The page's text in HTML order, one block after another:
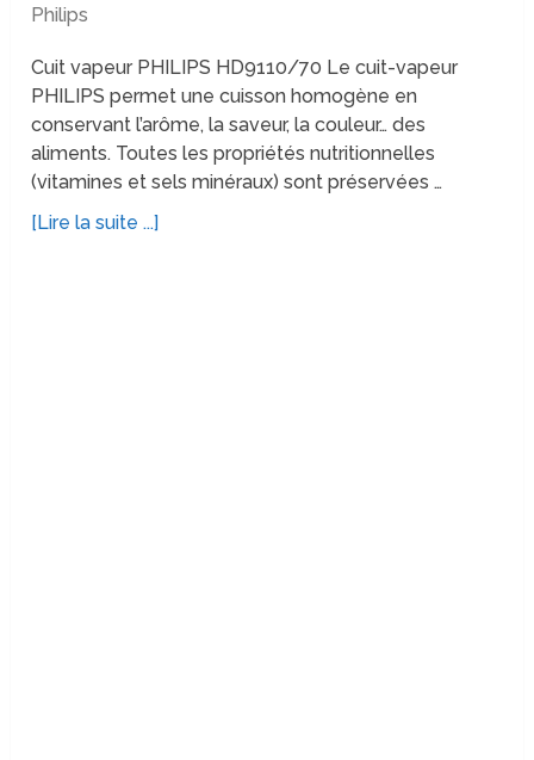
Philips
Cuit vapeur PHILIPS HD9110/70 Le cuit-vapeur
PHILIPS permet une cuisson homogène en
conservant l’arôme, la saveur, la couleur… des
aliments. Toutes les propriétés nutritionnelles
(vitamines et sels minéraux) sont préservées …
[Lire la suite ...]